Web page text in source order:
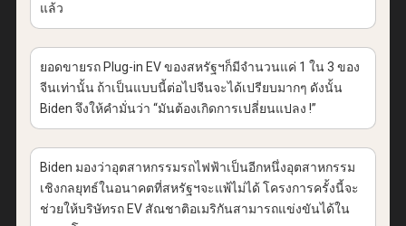
แล้ว
ยอดขายรถPlug-in EVของสหรัฐฯก็มีจำนวนแค่1 ใน3 ของ
จีนเท่านั้น ถ้าเป็นแบบนี้ต่อไปจีนจะได้เปรียบมากๆ ดังนั้น
Biden จึงให้คำมั่นว่า “มันต้องเกิดการเปลี่ยนแปลง !”
Biden มองว่าอุตสาหกรรมรถไฟฟ้าเป็นอีกหนึ่งอุตสาหกรรม
เชิงกลยุทธ์ในอนาคตที่สหรัฐฯจะแพ้ไม่ได้ โครงการครั้งนี้จะ
ช่วยให้บริษัทรถEV สัณชาติอเมริกันสามารถแข่งขันได้ใน